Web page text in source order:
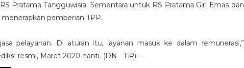
Pratama Tangguwisia. Sementara untuk RS Pratama Giri Emas dan
pemberian TPP.
pelayanan. Di aturan itu, layanan masuk ke dalam remunerasi,”
resmi, Maret 2020 nanti. (DN - TiR).--